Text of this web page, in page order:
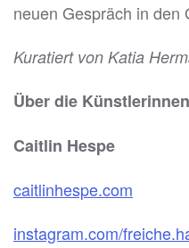
neuen Gespräch in den
Kuratiert von Katia
Über die
Caitlin Hespe
caitlinhespe.com
instagram.com/